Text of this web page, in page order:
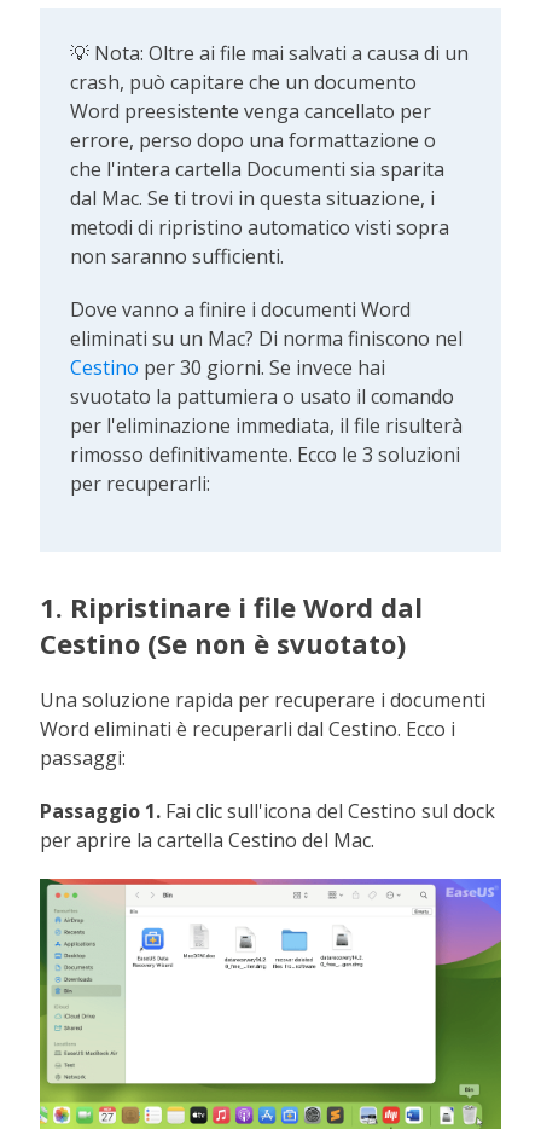
💡 Nota: Oltre ai file mai salvati a causa di un
crash, può capitare che un documento
Word preesistente venga cancellato per
errore, perso dopo una formattazione o
che l'intera cartella Documenti sia sparita
dal Mac. Se ti trovi in questa situazione, i
metodi di ripristino automatico visti sopra
non saranno sufficienti.
Dove vanno a finire i documenti Word
eliminati su un Mac? Di norma finiscono nel
Cestino per 30 giorni. Se invece hai
svuotato la pattumiera o usato il comando
per l'eliminazione immediata, il file risulterà
rimosso definitivamente. Ecco le 3 soluzioni
per recuperarli:
1. Ripristinare i file Word dal
Cestino (Se non è svuotato)
Una soluzione rapida per recuperare i documenti
Word eliminati è recuperarli dal Cestino. Ecco i
passaggi:
Passaggio 1. Fai clic sull'icona del Cestino sul dock
per aprire la cartella Cestino del Mac.